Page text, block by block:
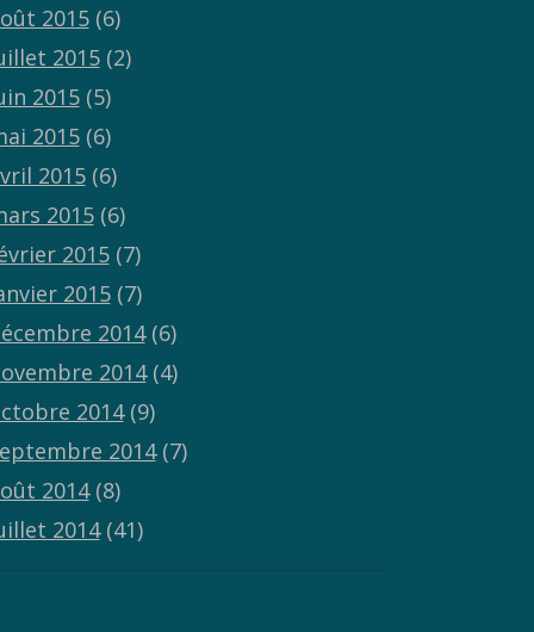
2015(6)
2015(2)
2015(5)
2015(6)
2015(6)
2015(6)
2015(7)
2015(7)
2014(6)
2014(4)
2014(9)
2014(7)
2014(8)
2014(41)